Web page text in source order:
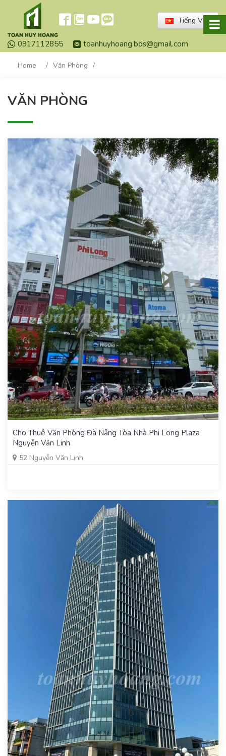
Tiếng Việt
0917112855 toanhuyhoang.bds@gmail.com
Home / Văn Phòng /
VĂN PHÒNG
Cho Thuê Văn Phòng Đà Nẵng Tòa Nhà Phi Long Plaza
Nguyễn Văn Linh
52 Nguyễn Văn Linh